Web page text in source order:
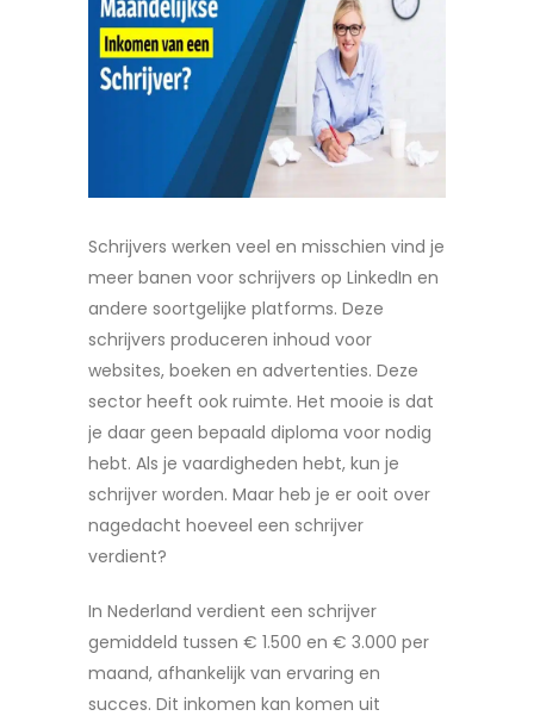
Schrijvers werken veel en misschien vind je
meer banen voor schrijvers op LinkedIn en
andere soortgelijke platforms. Deze
schrijvers produceren inhoud voor
websites, boeken en advertenties. Deze
sector heeft ook ruimte. Het mooie is dat
je daar geen bepaald diploma voor nodig
hebt. Als je vaardigheden hebt, kun je
schrijver worden. Maar heb je er ooit over
nagedacht hoeveel een schrijver
verdient?
In Nederland verdient een schrijver
gemiddeld tussen € 1.500 en € 3.000 per
maand, afhankelijk van ervaring en
succes. Dit inkomen kan komen uit